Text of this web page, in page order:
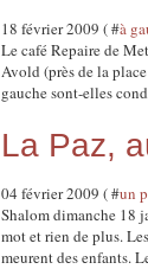
18 février 2009 ( #à
Le café Repaire de
Avold (près de la
gauche sont-elles
La Paz,
04 février 2009 ( #un
Shalom dimanche 18
mot et rien de plus.
meurent des enfants.